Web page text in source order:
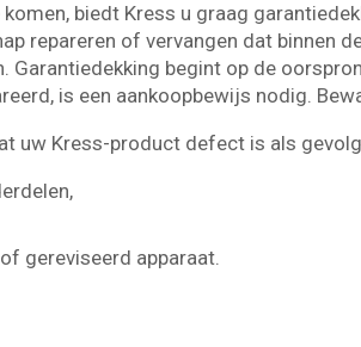
biedt Kress u graag
repareren of vervangen dat
begint op de
is een aankoopbewijs nodig.
uw Kress-product defect is als
gereviseerd apparaat.